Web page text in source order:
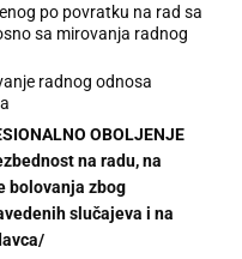
po povratku na rad sa
sa mirovanja radnog
radnog odnosa
OBOLJENJE
na radu, na
bolovanja zbog
slučajeva i na